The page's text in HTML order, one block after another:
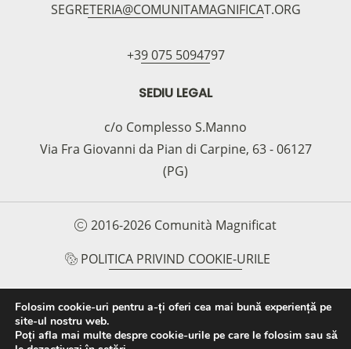
SEGRETERIA@COMUNITAMAGNIFICAT.ORG
+39 075 5094797
SEDIU LEGAL
c/o Complesso S.Manno
Via Fra Giovanni da Pian di Carpine, 63 - 06127
(PG)
2016-2026 Comunità Magnificat
POLITICA PRIVIND COOKIE-URILE
POLITICA DE CONFIDENȚIALITATE
PROTOCOLLO PER LA TUTELA DEI MINORI E
Folosim cookie-uri pentru a-ți oferi cea mai bună experiență pe
site-ul nostru web.
Poți afla mai multe despre cookie-urile pe care le folosim sau să